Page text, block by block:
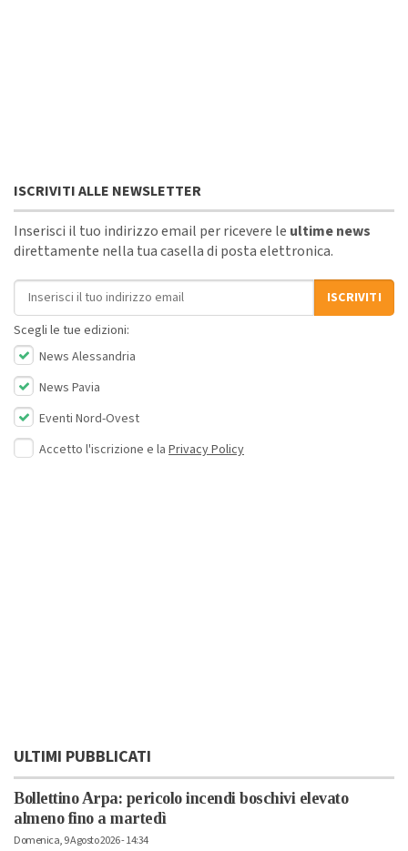
ISCRIVITI ALLE NEWSLETTER
Inserisci il tuo indirizzo email per ricevere le ultime news
direttamente nella tua casella di posta elettronica.
Indirizzo email
ISCRIVITI
Scegli le tue edizioni:
News Alessandria
News Pavia
Eventi Nord-Ovest
Accetto l'iscrizione e la Privacy Policy
ULTIMI PUBBLICATI
Bollettino Arpa: pericolo incendi boschivi elevato
almeno fino a martedì
Domenica, 9 Agosto 2026 - 14:34